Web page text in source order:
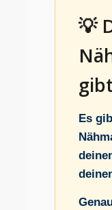
💡
Es